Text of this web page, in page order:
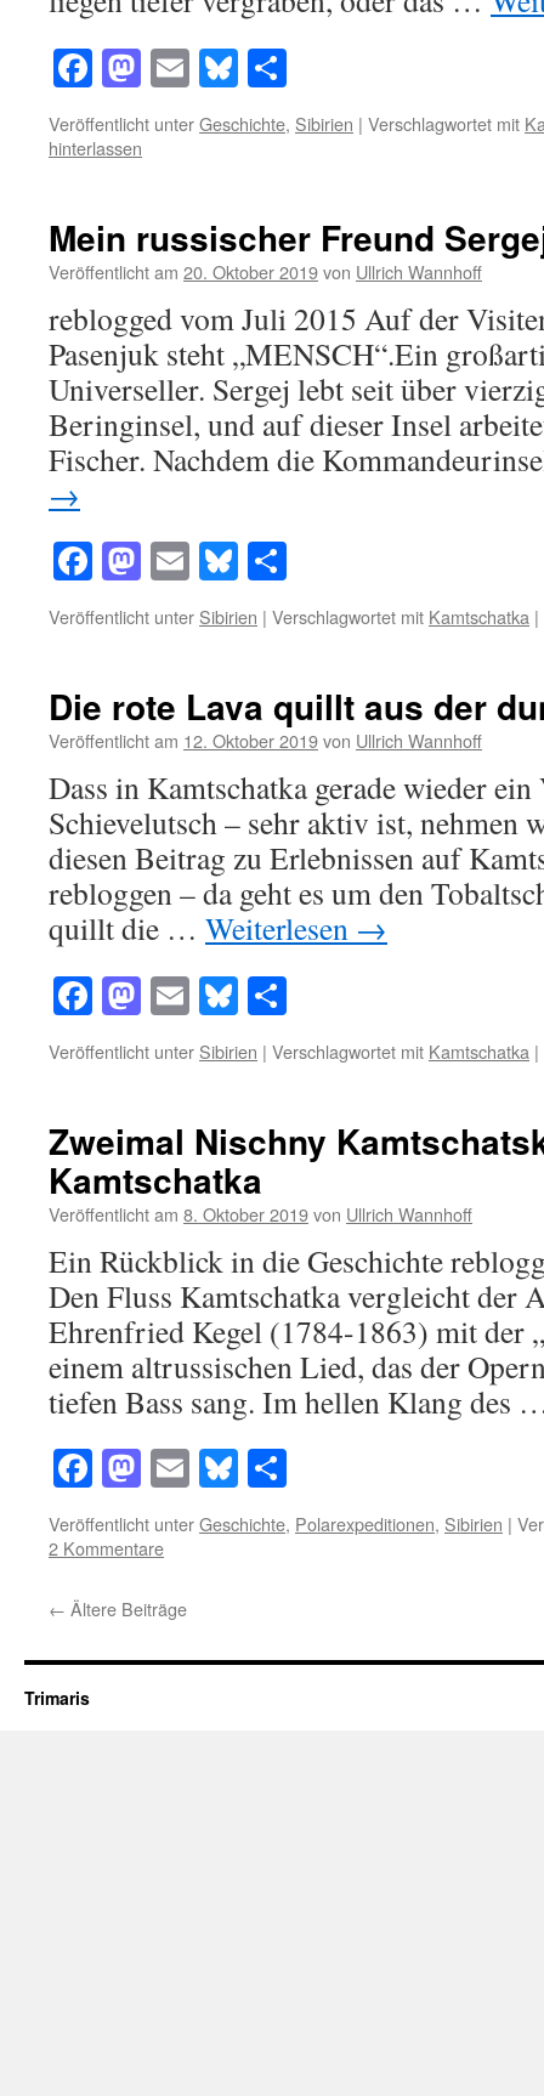
Facebook
Mastodon
EmailBluesky
Veröffentlicht unterGeschichte, Sibirien | Verschlagwortet mit
hinterlassen
Mein russischer Freund
Veröffentlicht am 20. Oktober 2019von Ullrich Wannhoff
reblogged vom Juli 2015 Auf der
Pasenjuk steht „MENSCH“.Ein
Universeller. Sergej lebt seit über
Beringinsel, und auf dieser Insel
Fischer. Nachdem die
→
Facebook
Mastodon
EmailBluesky
Veröffentlicht unter Sibirien | Verschlagwortet mit Kamtschatka |
Die rote Lava quillt aus der
Veröffentlicht am 12. Oktober 2019von Ullrich Wannhoff
Dass in Kamtschatka gerade wieder
Schievelutsch – sehr aktiv ist, nehmen
diesen Beitrag zu Erlebnissen auf
rebloggen – da geht es um den
quillt die … Weiterlesen →
Facebook
Mastodon
EmailBluesky
Veröffentlicht unter Sibirien | Verschlagwortet mit Kamtschatka |
Zweimal Nischny
Kamtschatka
Veröffentlicht am 8. Oktober 2019von Ullrich Wannhoff
Ein Rückblick in die Geschichte
Den Fluss Kamtschatka vergleicht der
Ehrenfried Kegel (1784-1863) mit der
einem altrussischen Lied, das der
tiefen Bass sang. Im hellen Klang des
Facebook
Mastodon
EmailBluesky
Veröffentlicht unterGeschichte, Polarexpeditionen, Sibirien |
2 Kommentare
← Ältere Beiträge
Trimaris